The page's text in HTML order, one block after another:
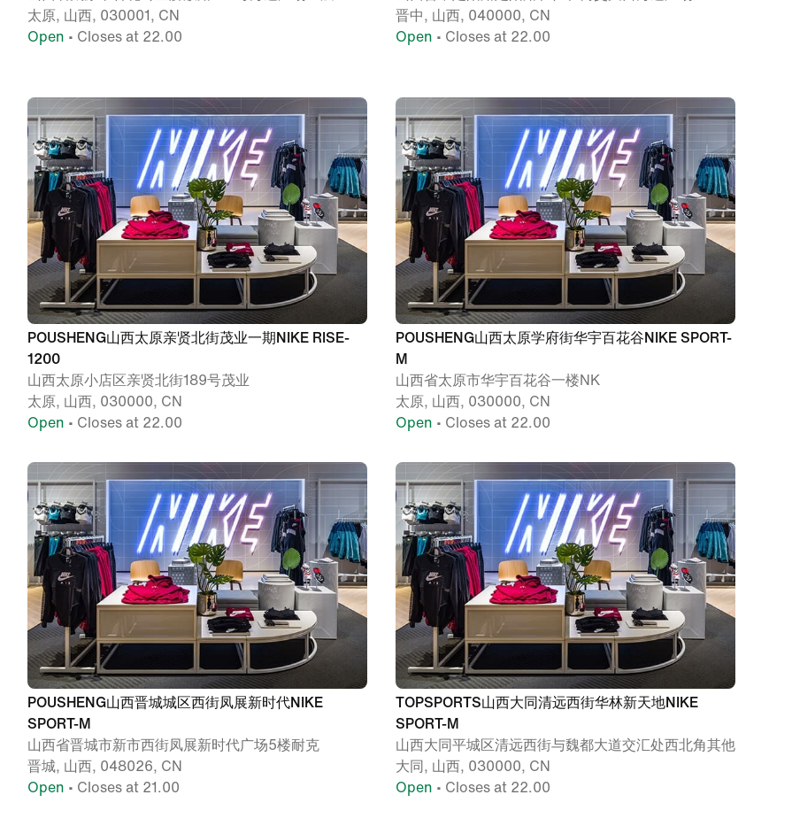
太原, 山西, 030001, CN
Open • Closes at 22.00
晋中, 山西, 040000, CN
Open • Closes at 22.00
POUSHENG山西太原亲贤北街茂业一期NIKE RISE-
1200
山西太原小店区亲贤北街189号茂业
太原, 山西, 030000, CN
Open • Closes at 22.00
POUSHENG山西太原学府街华宇百花谷NIKE SPORT-
M
山西省太原市华宇百花谷一楼NK
太原, 山西, 030000, CN
Open • Closes at 22.00
POUSHENG山西晋城城区西街凤展新时代NIKE
SPORT-M
山西省晋城市新市西街凤展新时代广场5楼耐克
晋城, 山西, 048026, CN
Open • Closes at 21.00
TOPSPORTS山西大同清远西街华林新天地NIKE
SPORT-M
山西大同平城区清远西街与魏都大道交汇处西北角其他
大同, 山西, 030000, CN
Open • Closes at 22.00